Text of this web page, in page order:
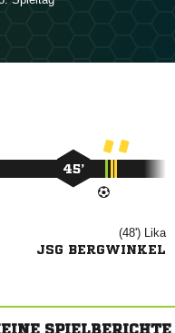
45’
(48') 
JSG BERGWINKEL
SPIELBERICHTE